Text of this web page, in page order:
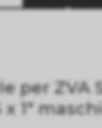
per ZVA
x 1"